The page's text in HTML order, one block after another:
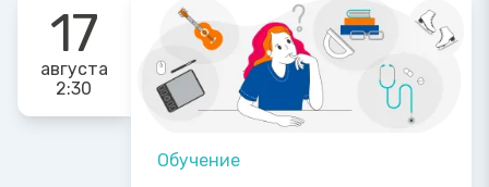
17
августа
2:30
Обучение